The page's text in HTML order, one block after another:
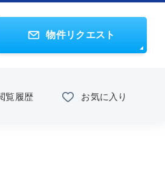
物件リクエスト
覧履歴 お気に入り